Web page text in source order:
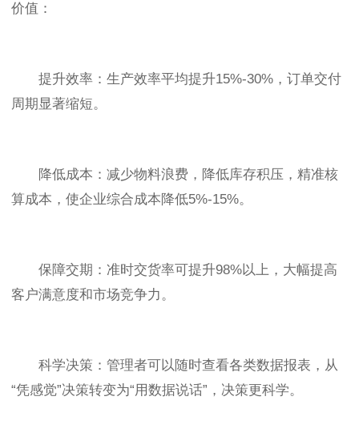
价值：
提升效率：生产效率平均提升15%-30%，订单交付
周期显著缩短。
降低成本：减少物料浪费，降低库存积压，精准核
算成本，使企业综合成本降低5%-15%。
保障交期：准时交货率可提升98%以上，大幅提高
客户满意度和市场竞争力。
科学决策：管理者可以随时查看各类数据报表，从
“凭感觉”决策转变为“用数据说话”，决策更科学。